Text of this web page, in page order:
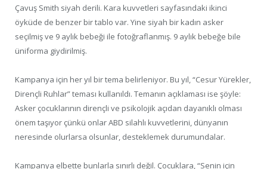
Çavuş Smith siyah derili. Kara kuvvetleri sayfasındaki ikinci
öyküde de benzer bir tablo var. Yine siyah bir kadın asker
seçilmiş ve 9 aylık bebeği ile fotoğraflanmış. 9 aylık bebeğe bile
üniforma giydirilmiş.
Kampanya için her yıl bir tema belirleniyor. Bu yıl, “Cesur Yürekler,
Dirençli Ruhlar” teması kullanıldı. Temanın açıklaması ise şöyle:
Asker çocuklarının dirençli ve psikolojik açıdan dayanıklı olması
önem taşıyor çünkü onlar ABD silahlı kuvvetlerini, dünyanın
neresinde olurlarsa olsunlar, desteklemek durumundalar.
Kampanya elbette bunlarla sınırlı değil. Çocuklara, “Senin için